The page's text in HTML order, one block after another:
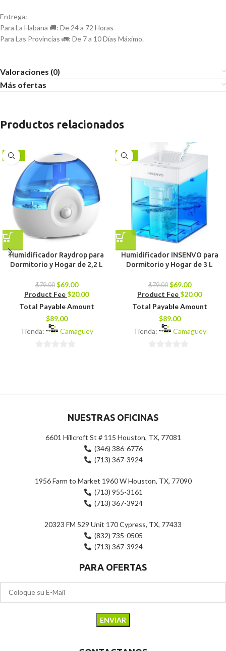
Entrega:
Para La Habana 🚚: De 24 a 72 Horas
Para Las Provincias 🚛: De 7 a 10 Días Máximo.
Valoraciones (0)
Más ofertas
Productos relacionados
-13%
Humidificador Raydrop para
Dormitorio y Hogar de 2,2 L
$79.00 $69.00
Product Fee$20.00
Total Payable Amount
$89.00
Tienda:
Camagüey
-13%
Humidificador INSENVO para
Dormitorio y Hogar de 3 L
$79.00 $69.00
Product Fee$20.00
Total Payable Amount
$89.00
Tienda:
Camagüey
NUESTRAS OFICINAS
6601 Hillcroft St # 115 Houston, TX, 77081
(346) 386-6776
(713) 367-3924
1956 Farm to Market 1960 W Houston, TX, 77090
(713) 955-3161
(713) 367-3924
20323 FM 529 Unit 170 Cypress, TX, 77433
(832) 735-0505
(713) 367-3924
PARA OFERTAS